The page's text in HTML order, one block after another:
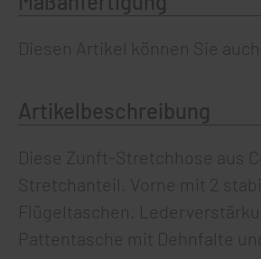
Diesen Artikel können Sie
Artikelbeschreibung
Diese Zunft-Stretchhose aus
Stretchanteil. Vorne mit 2
Flügeltaschen.
Pattentasche mit Dehnfalte